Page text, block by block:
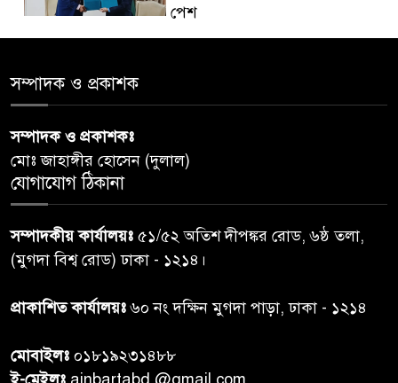
পেশ
৫
ঝড়বৃষ্টির পূর্বাভাস
৬
অনুশ্রীর, মিলল হারমোনিয়াম
উপহার
৭
২০ আগস্ট রাষ্ট্রপতি নির্বাচন,
সম্পাদক ও প্রকাশক
সম্পাদক ও প্রকাশকঃ
মোঃ জাহাঙ্গীর হোসেন (দুলাল)
যোগাযোগ ঠিকানা
সম্পাদকীয় কার্যালয়ঃ ৫১/৫২ অতিশ দীপঙ্কর রোড, ৬ষ্ঠ তলা,
(মুগদা বিশ্ব রোড) ঢাকা - ১২১৪।
প্রাকাশিত কার্যালয়ঃ৬০ নং দক্ষিন মুগদা পাড়া, ঢাকা - ১২১৪
মোবাইলঃ ০১৮১৯২৩১৪৮৮